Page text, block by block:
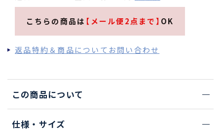
こちらの商品は 【メール便2点まで】 OK
返品特約＆商品についてお問い合わせ
この商品について
仕様・サイズ